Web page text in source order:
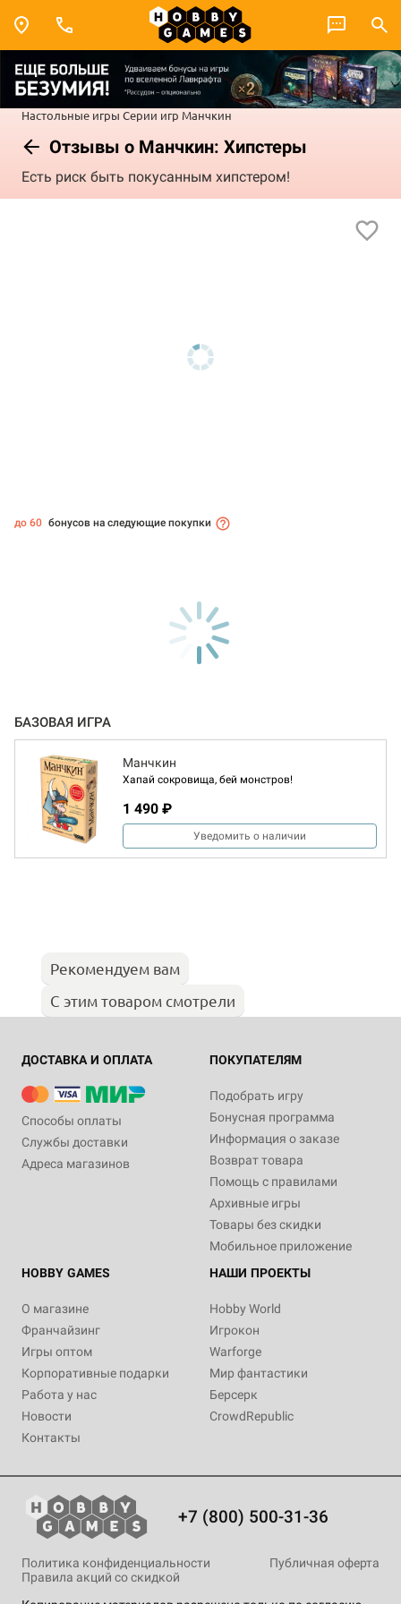
Настольные игры Серии игр Манчкин
Отзывы о Манчкин: Хипстеры
Есть риск быть покусанным хипстером!
до 60 бонусов на следующие покупки
БАЗОВАЯ ИГРА
Манчкин
Хапай сокровища, бей монстров!
1 490 ₽
Уведомить о наличии
Рекомендуем вам
С этим товаром смотрели
ДОСТАВКА И ОПЛАТА
Способы оплаты
Службы доставки
Адреса магазинов
ПОКУПАТЕЛЯМ
Подобрать игру
Бонусная программа
Информация о заказе
Возврат товара
Помощь с правилами
Архивные игры
Товары без скидки
Мобильное приложение
HOBBY GAMES
О магазине
Франчайзинг
Игры оптом
Корпоративные подарки
Работа у нас
Новости
Контакты
НАШИ ПРОЕКТЫ
Hobby World
Игрокон
Warforge
Мир фантастики
Берсерк
CrowdRepublic
+7 (800) 500-31-36
Политика конфиденциальности
Публичная оферта
Правила акций со скидкой